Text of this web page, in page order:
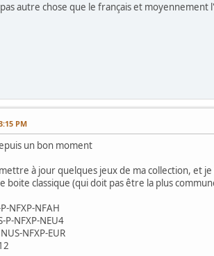
autre chose que le français et
PM
un bon moment
à jour quelques jeux de ma collection, et
boite classique (qui doit pas être la plus
NFXP-NFAH
P-NFXP-NEU4
NFXP-EUR